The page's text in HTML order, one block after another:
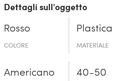
Dettagli sull'oggetto
Rosso
COLORE
Plastica
MATERIALE
Americano 40-50